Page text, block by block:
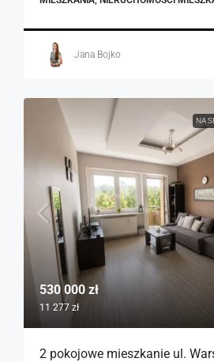
Jana Bojko
NA
530 000 zł
11 277 zł
2 pokojowe mieszkanie ul.